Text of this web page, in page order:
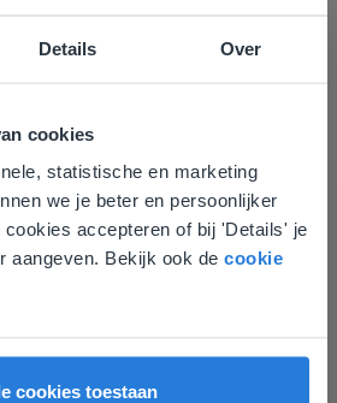
Details Over
cookies
statistische en marketing
we je beter en persoonlijker
accepteren of bij 'Details' je
aangeven. Bekijk ook de cookie
cookies toestaan
8, Blok 9, Week 3,
10, Week 2, Les 6
komt niet
je locatie
we dat je misschien
voor English gaat. Hier
Nederland